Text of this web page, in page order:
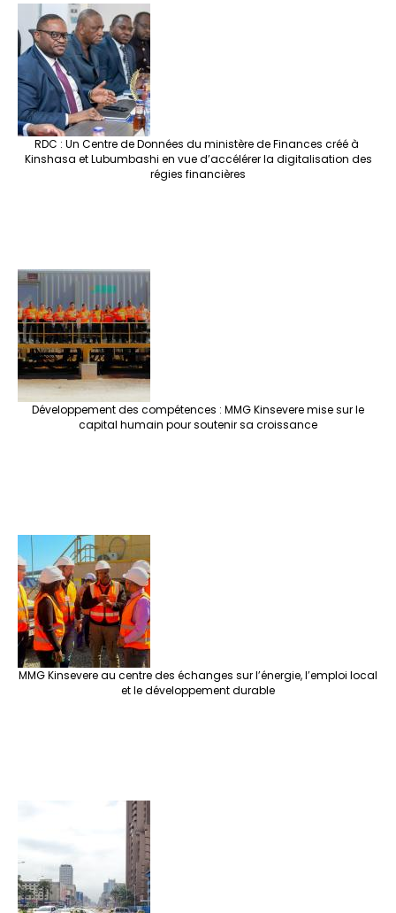
RDC : Un Centre de Données du ministère de Finances créé à
Kinshasa et Lubumbashi en vue d’accélérer la digitalisation des
régies financières
Développement des compétences : MMG Kinsevere mise sur le
capital humain pour soutenir sa croissance
MMG Kinsevere au centre des échanges sur l’énergie, l’emploi local
et le développement durable